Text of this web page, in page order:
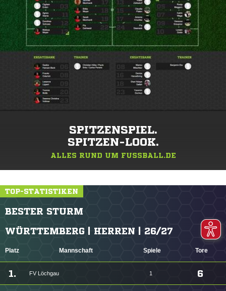
SPITZENSPIEL.
SPITZEN-LOOK.
ALLES RUND UM FUSSBALL.DE
TOP-STATISTIKEN
BESTER STURM
WÜRTTEMBERG | HERREN | 26/27
Platz Mannschaft Spiele Tore
1. FV Löchgau 1 6